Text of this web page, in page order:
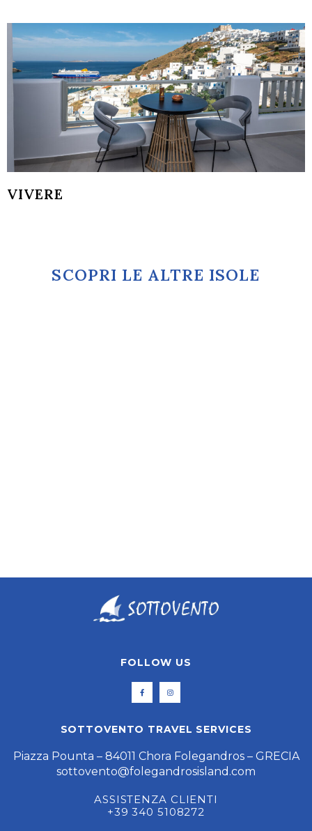
VIVERE
SCOPRI LE ALTRE ISOLE
FOLLOW US
SOTTOVENTO TRAVEL SERVICES
Piazza Pounta – 84011 Chora Folegandros – GRECIA
sottovento@folegandrosisland.com
ASSISTENZA CLIENTI
+39 340 5108272